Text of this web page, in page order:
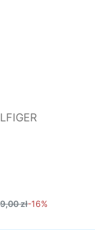
zł-16%